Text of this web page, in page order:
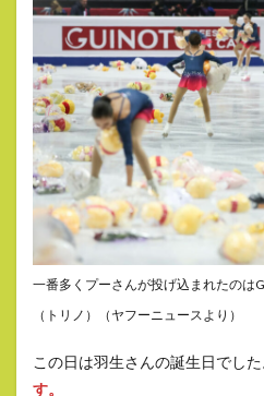
一番多くプーさんが投げ込まれたのは
（トリノ）（ヤフーニュースより）
この日は羽生さんの誕生日でした
す。